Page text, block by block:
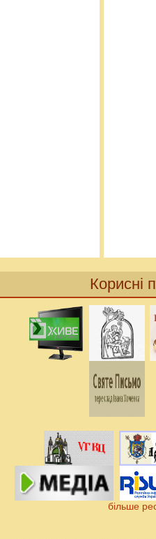
Корисні
більше